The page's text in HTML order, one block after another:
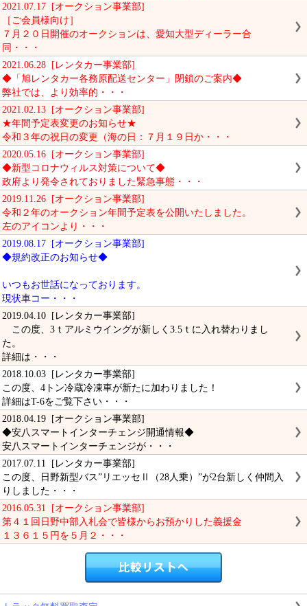
2021.07.17 [オークション事業部]
［ご会員様向け］
７月２０日開催のオークションは、愛知大型ディーラー合
同・・・
2021.06.28 [レンタカー事業部]
◆「旭レンタカー各務原配送センター」閉鎖のご案内◆
弊社では、より効率的・・・
2021.02.13 [オークション事業部]
★年間予定表変更のお知らせ★
令和３年の祝日の変更（海の日：７月１９日か・・・
2020.05.16 [オークション事業部]
◆新型コロナウィルス対策について◆
政府より発令されておりました緊急事態・・・
2019.11.26 [オークション事業部]
令和２年のオークション年間予定表を公開いたしました。
左のアイコンより・・・
2019.08.17 [オークション事業部]
◆規約改正のお知らせ◆
いつもお世話になっております。
現状車コー・・・
2019.04.10 [レンタカー事業部]
この度、3ｔアルミウイングが新しく3.5ｔに入れ替わりまし
た。
詳細は・・・
2018.10.03 [レンタカー事業部]
この度、4トン冷蔵冷凍車が新たに加わりました！
詳細はT-6をご覧下さい・・・
2018.04.19 [オークション事業部]
◆安八スマートインターチェンジ開通情報◆
安八スマートインターチェンジが・・・
2017.07.11 [レンタカー事業部]
この度、日野新型バス”リエッセⅡ（28人乗）”が2台新しく仲間入
りしました・・・
2016.05.31 [オークション事業部]
第４１回日野中部入札会で皆様からお預かりした義援金
１３６１５円を５月２・・・